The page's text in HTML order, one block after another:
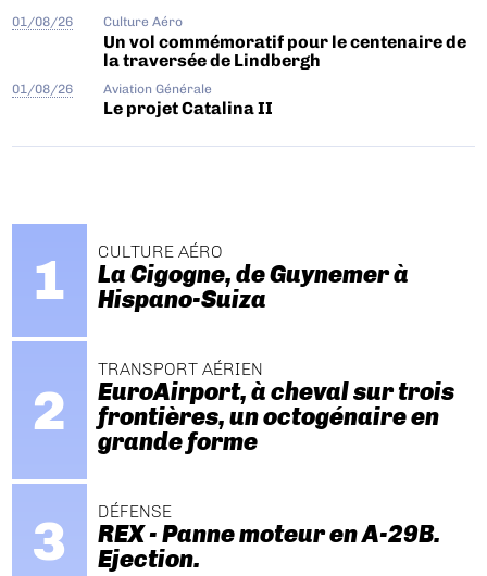
01/08/26 Culture Aéro
Un vol commémoratif pour le centenaire de
la traversée de Lindbergh
01/08/26 Aviation Générale
Le projet Catalina II
CULTURE AÉRO
La Cigogne, de Guynemer à
Hispano-Suiza
TRANSPORT AÉRIEN
EuroAirport, à cheval sur trois
frontières, un octogénaire en
grande forme
DÉFENSE
REX - Panne moteur en A-29B.
Ejection.